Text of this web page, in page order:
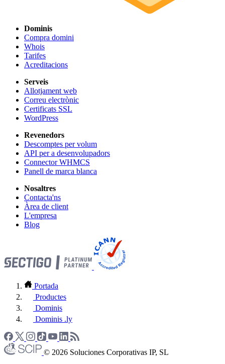
Dominis
Compra domini
Whois
Tarifes
Acreditacions
Serveis
Allotjament web
Correu electrònic
Certificats SSL
WordPress
Revenedors
Descomptes per volum
API per a desenvolupadors
Connector WHMCS
Panell de marca blanca
Nosaltres
Contacta'ns
Àrea de client
L'empresa
Blog
Portada
Productes
Dominis
Dominis .ly
© 2026 Soluciones Corporativas IP, SL